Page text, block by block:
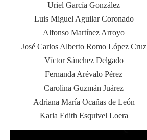
Uriel García González
Luis Miguel Aguilar Coronado
Alfonso Martínez Arroyo
José Carlos Alberto Romo López Cruz
Víctor Sánchez Delgado
Fernanda Arévalo Pérez
Carolina Guzmán Juárez
Adriana María Ocañas de León
Karla Edith Esquivel Loera